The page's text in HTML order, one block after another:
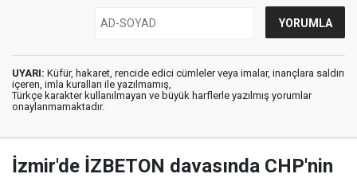
UYARI: Küfür, hakaret, rencide edici cümleler veya imalar, inançlara saldırı
içeren, imla kuralları ile yazılmamış,
Türkçe karakter kullanılmayan ve büyük harflerle yazılmış yorumlar
onaylanmamaktadır.
İzmir'de İZBETON davasında CHP'nin